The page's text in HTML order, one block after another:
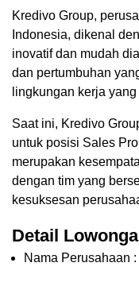
Kredivo Group,
Indonesia, dikenal
inovatif dan mudah
dan pertumbuhan
lingkungan kerja
Saat ini, Kredivo
untuk posisi Sales
merupakan
dengan tim yang
kesuksesan
Detail
Nama Perusahaan :